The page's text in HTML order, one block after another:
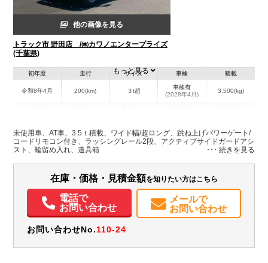
他の画像を見る
トラック市 野田店 /㈱カワノエンタープライズ
(千葉県)
初年度
令和8年4月
走行
200(km)
サイズ
３t超
車検
車検有
(2028年4月)
積載
3,500(kg)
千葉県
W:2,080
H:2,060
W:2,190
H:3,150
無
パワーウィンドウ ABS エアバッグ
集中ドアロック
電動格納ミラー
ETC バックモニター 取扱説明書（一部含む）
もっと見る
未使用車、AT車、3.5ｔ積載、ワイド幅/超ロング、跳ね上げパワーゲート/
コードリモコン付き、ラッシングレール2段、アクティブサイドガードアシ
スト、輪留め入れ、道具箱
在庫・価格・見積金額を知りたい方はこちら
電話で
お問い合わせ
メールで
お問い合わせ
お問い合わせNo.110-24